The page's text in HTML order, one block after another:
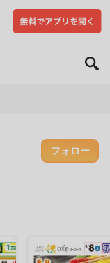
フォロー